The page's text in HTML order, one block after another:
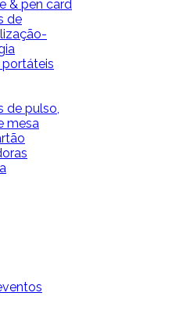
& pen card
de
de pulso,
mesa